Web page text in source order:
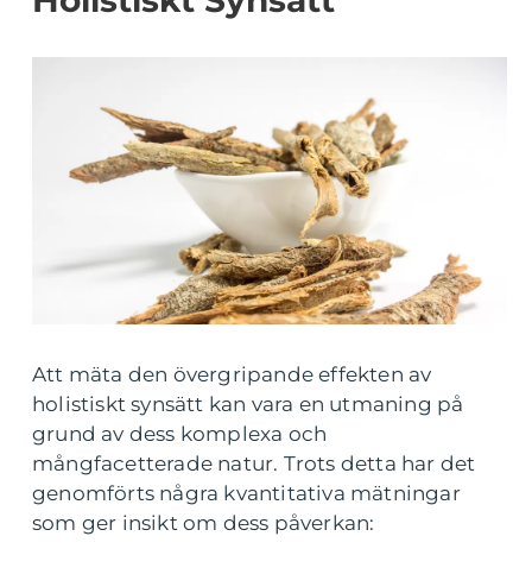
Att mäta den övergripande effekten av
holistiskt synsätt kan vara en utmaning på
grund av dess komplexa och
mångfacetterade natur. Trots detta har det
genomförts några kvantitativa mätningar
som ger insikt om dess påverkan: